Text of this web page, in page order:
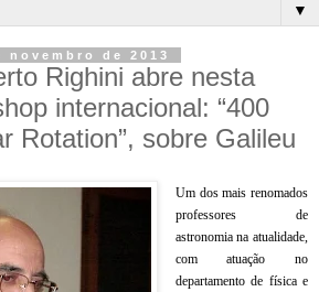
▼
de 2013
Righini abre nesta
internacional: “400
Rotation”, sobre Galileu
Um dos mais renomados
professores de
astronomia na atualidade,
com atuação no
departamento de física e